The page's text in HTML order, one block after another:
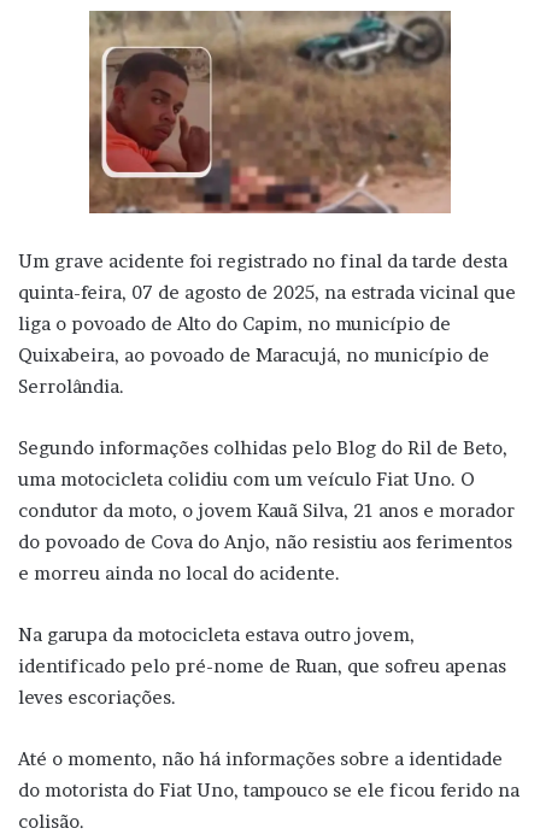
Um grave acidente foi registrado no final da tarde desta
quinta-feira, 07 de agosto de 2025, na estrada vicinal que
liga o povoado de Alto do Capim, no município de
Quixabeira, ao povoado de Maracujá, no município de
Serrolândia.
Segundo informações colhidas pelo Blog do Ril de Beto,
uma motocicleta colidiu com um veículo Fiat Uno. O
condutor da moto, o jovem Kauã Silva, 21 anos e morador
do povoado de Cova do Anjo, não resistiu aos ferimentos
e morreu ainda no local do acidente.
Na garupa da motocicleta estava outro jovem,
identificado pelo pré-nome de Ruan, que sofreu apenas
leves escoriações.
Até o momento, não há informações sobre a identidade
do motorista do Fiat Uno, tampouco se ele ficou ferido na
colisão.